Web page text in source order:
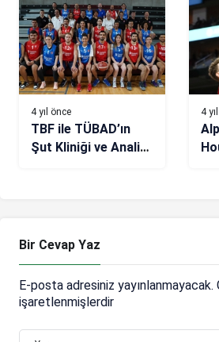
4 yıl önce
TBF ile TÜBAD’ın
Şut Kliniği ve Analiz
4
Bir Cevap Yaz
E-posta adresiniz yayınlanmayacak.
işaretlenmişlerdir